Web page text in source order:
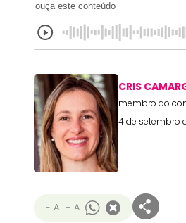
ouça este conteúdo
CRIS
membro do
4 de setembro
- A + A